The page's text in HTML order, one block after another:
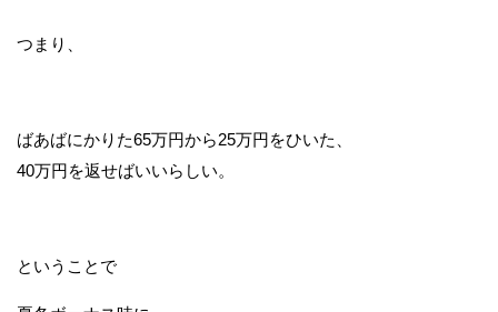
つまり、
ばあばにかりた65万円から25万円をひいた、
40万円を返せばいいらしい。
ということで